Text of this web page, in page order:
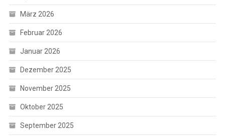
März 2026
Februar 2026
Januar 2026
Dezember 2025
November 2025
Oktober 2025
September 2025